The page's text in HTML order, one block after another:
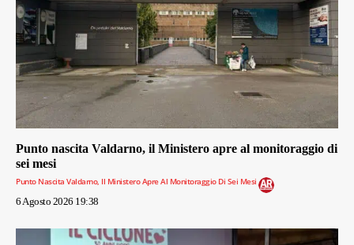
Punto nascita Valdarno, il Ministero apre al monitoraggio di
sei mesi
Punto Nascita Valdarno, Il Ministero Apre Al Monitoraggio Di Sei Mesi
6 Agosto 2026 19:38